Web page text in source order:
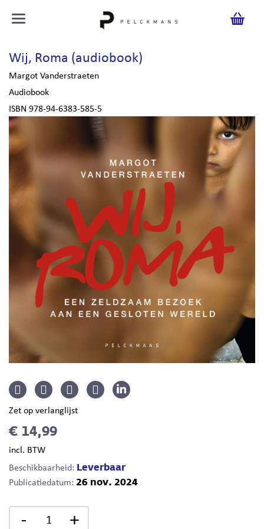
Wij, Roma (audiobook)
Margot Vanderstraeten
Audiobook
ISBN 978-94-6383-585-5
Zet op verlanglijst
€ 14,99
incl. BTW
Beschikbaarheid: Leverbaar
Publicatiedatum: 26 nov. 2024
- +